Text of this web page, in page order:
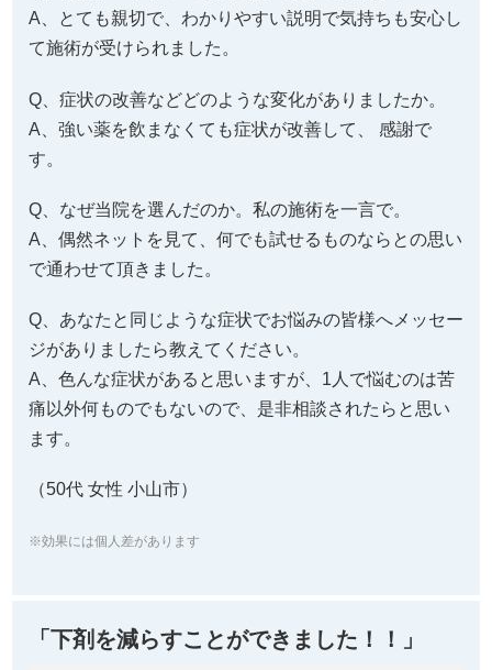
A、とても親切で、わかりやすい説明で気持ちも安心し
て施術が受けられました。
Q、症状の改善などどのような変化がありましたか。
A、強い薬を飲まなくても症状が改善して、 感謝で
す。
Q、なぜ当院を選んだのか。私の施術を一言で。
A、偶然ネットを見て、何でも試せるものならとの思い
で通わせて頂きました。
Q、あなたと同じような症状でお悩みの皆様へメッセー
ジがありましたら教えてください。
A、色んな症状があると思いますが、1人で悩むのは苦
痛以外何ものでもないので、是非相談されたらと思い
ます。
（50代 女性 小山市）
※効果には個人差があります
「下剤を減らすことができました！！」